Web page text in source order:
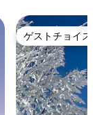
ゲストチョイス
ゲストチョイス